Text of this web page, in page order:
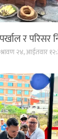
र परिसर
२४, आईतवार